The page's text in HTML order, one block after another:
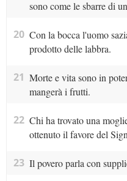
sono come le sbarre di
20 Con la bocca l'uomo
prodotto delle labbra.
21 Morte e vita sono in
mangerà i frutti.
22 Chi ha trovato una
ottenuto il favore del
23 Il povero parla con